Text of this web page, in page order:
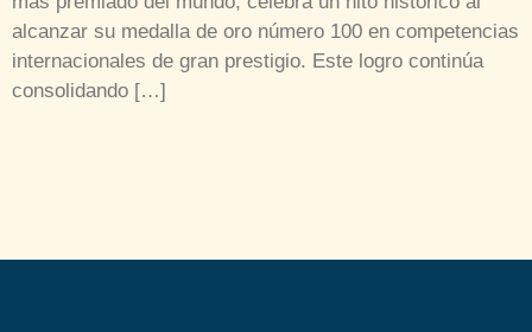
alcanzar su medalla de oro número 100 en competencias
internacionales de gran prestigio. Este logro continúa
consolidando […]